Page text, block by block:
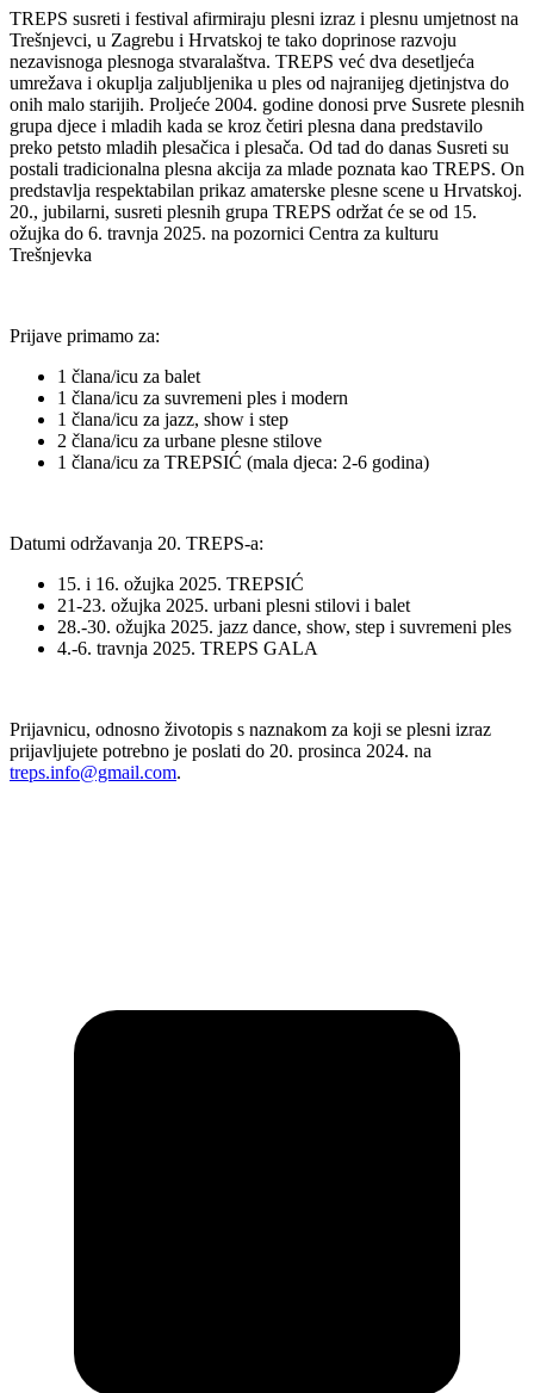
TREPS susreti i festival afirmiraju plesni izraz i plesnu umjetnost na
Trešnjevci, u Zagrebu i Hrvatskoj te tako doprinose razvoju
nezavisnoga plesnoga stvaralaštva. TREPS već dva desetljeća
umrežava i okuplja zaljubljenika u ples od najranijeg djetinjstva do
onih malo starijih. Proljeće 2004. godine donosi prve Susrete plesnih
grupa djece i mladih kada se kroz četiri plesna dana predstavilo
preko petsto mladih plesačica i plesača. Od tad do danas Susreti su
postali tradicionalna plesna akcija za mlade poznata kao TREPS. On
predstavlja respektabilan prikaz amaterske plesne scene u Hrvatskoj.
20., jubilarni, susreti plesnih grupa TREPS održat će se od 15.
ožujka do 6. travnja 2025. na pozornici Centra za kulturu
Trešnjevka
Prijave primamo za:
1 člana/icu za balet
1 člana/icu za suvremeni ples i modern
1 člana/icu za jazz, show i step
2 člana/icu za urbane plesne stilove
1 člana/icu za TREPSIĆ (mala djeca: 2-6 godina)
Datumi održavanja 20. TREPS-a:
15. i 16. ožujka 2025. TREPSIĆ
21-23. ožujka 2025. urbani plesni stilovi i balet
28.-30. ožujka 2025. jazz dance, show, step i suvremeni ples
4.-6. travnja 2025. TREPS GALA
Prijavnicu, odnosno životopis s naznakom za koji se plesni izraz
prijavljujete potrebno je poslati do 20. prosinca 2024. na
treps.info@gmail.com.